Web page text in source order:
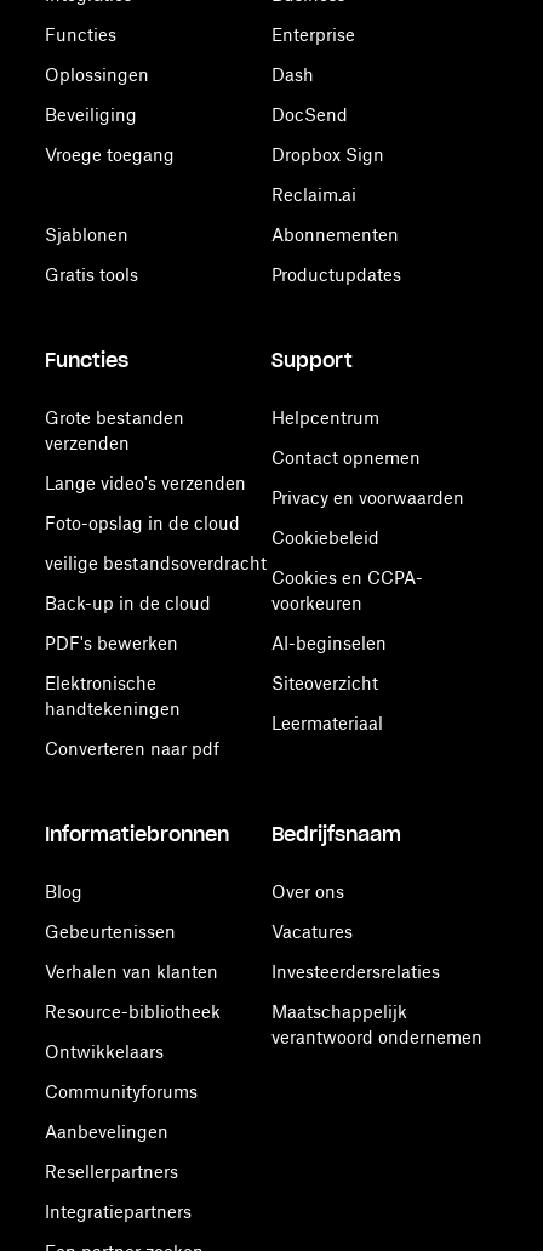
Functies
Oplossingen
Beveiliging
Vroege toegang
Sjablonen
Gratis tools
Enterprise
Dash
DocSend
Dropbox Sign
Reclaim.ai
Abonnementen
Productupdates
Functies
Grote bestanden
verzenden
Lange video's verzenden
Foto-opslag in de cloud
veilige bestandsoverdracht
Back-up in de cloud
PDF's bewerken
Elektronische
handtekeningen
Converteren naar pdf
Support
Helpcentrum
Contact opnemen
Privacy en voorwaarden
Cookiebeleid
Cookies en CCPA-
voorkeuren
AI-beginselen
Siteoverzicht
Leermateriaal
Informatiebronnen
Blog
Gebeurtenissen
Verhalen van klanten
Resource-bibliotheek
Ontwikkelaars
Communityforums
Aanbevelingen
Resellerpartners
Integratiepartners
Bedrijfsnaam
Over ons
Vacatures
Investeerdersrelaties
Maatschappelijk
verantwoord ondernemen